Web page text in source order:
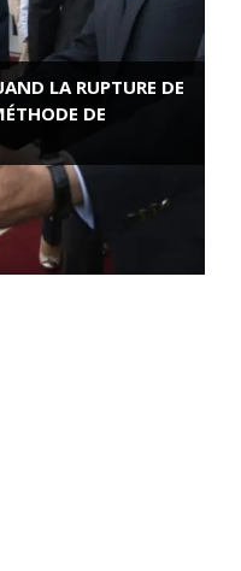
LA RUPTURE DE
DE
RESISTANCE